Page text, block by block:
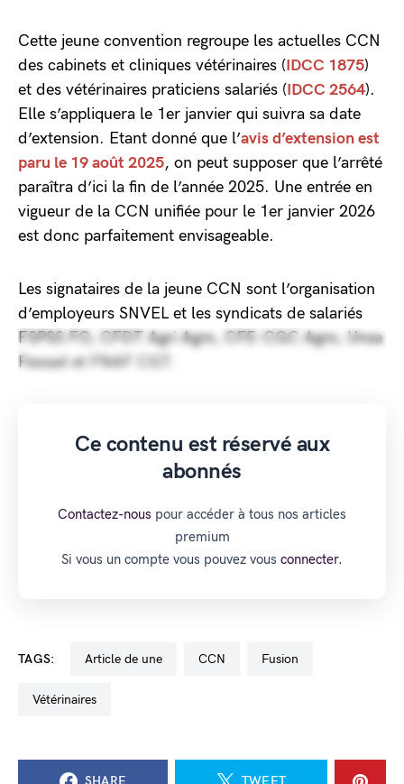
Cette jeune convention regroupe les actuelles CCN
des cabinets et cliniques vétérinaires (IDCC 1875)
et des vétérinaires praticiens salariés (IDCC 2564).
Elle s’appliquera le 1er janvier qui suivra sa date
d’extension. Etant donné que l’avis d’extension est
paru le 19 août 2025, on peut supposer que l’arrêté
paraîtra d’ici la fin de l’année 2025. Une entrée en
vigueur de la CCN unifiée pour le 1er janvier 2026
est donc parfaitement envisageable.
Les signataires de la jeune CCN sont l’organisation
d’employeurs SNVEL et les syndicats de salariés
FSPSS FO, CFDT Agri Agro, CFE-CGC Agro, Unsa
Fessad et FNAF CGT.
Ce contenu est réservé aux
abonnés
Contactez-nous pour accéder à tous nos articles
premium
Si vous un compte vous pouvez vous connecter.
TAGS: Article de une CCN fusion
vétérinaires
SHARE TWEET